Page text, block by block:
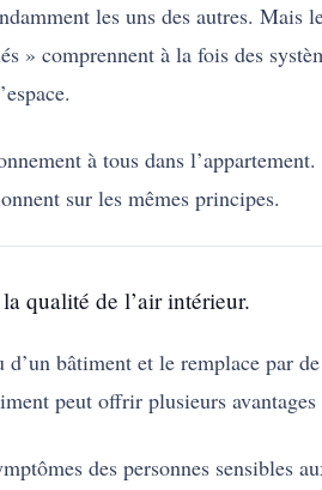
les uns des autres. Mais
» comprennent à la fois des
à tous dans
sur les mêmes principes.
qualité de l’air intérieur.
bâtiment et le remplace par
peut offrir plusieurs avantages
des personnes sensibles